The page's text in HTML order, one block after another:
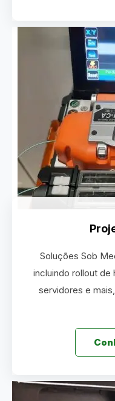
Soluções Sob
incluindo rollout
servidores e